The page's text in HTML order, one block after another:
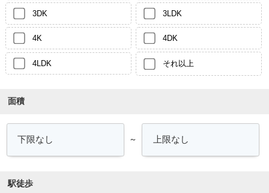
3DK 3LDK
4K 4DK
4LDK それ以上
面積
～
駅徒歩